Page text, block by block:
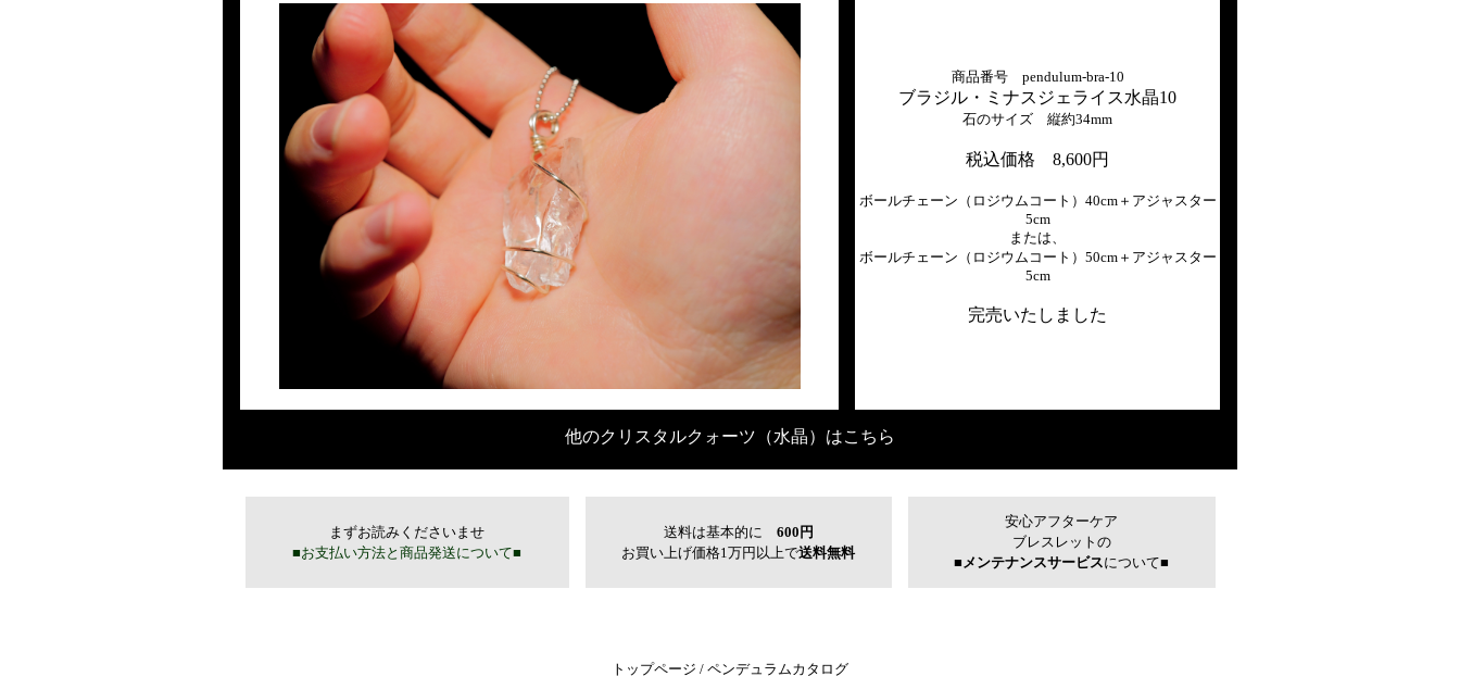
商品番号 pendulum-bra-10
ブラジル・ミナスジェライス水晶10
石のサイズ 縦約34mm
税込価格 8,600円
ボールチェーン（ロジウムコート）40cm＋アジャスター
5cm
または、
ボールチェーン（ロジウムコート）50cm＋アジャスター
5cm
完売いたしました
他のクリスタルクォーツ（水晶）はこちら
トップページ / ペンデュラムカタログ